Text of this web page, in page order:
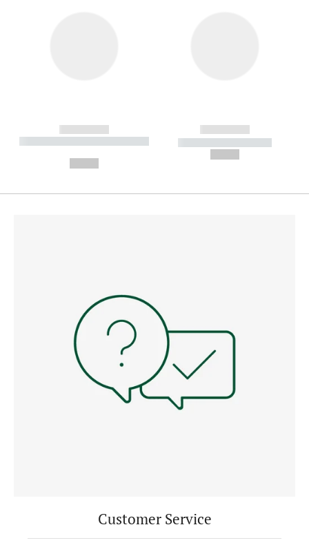
------------
----------- ----------- --------
------------
----------- -----------
Customer Service